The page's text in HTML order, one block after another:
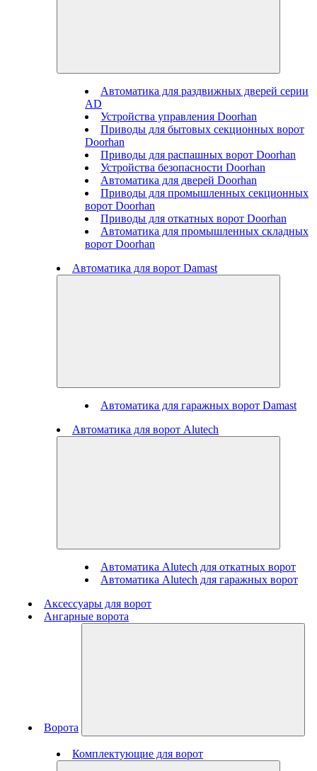
Автоматика для раздвижных дверей серии
AD
Устройства управления Doorhan
Приводы для бытовых секционных ворот
Doorhan
Приводы для распашных ворот Doorhan
Устройства безопасности Doorhan
Автоматика для дверей Doorhan
Приводы для промышленных секционных
ворот Doorhan
Приводы для откатных ворот Doorhan
Автоматика для промышленных складных
ворот Doorhan
Автоматика для ворот Damast
Автоматика для гаражных ворот Damast
Автоматика для ворот Alutech
Автоматика Alutech для откатных ворот
Автоматика Alutech для гаражных ворот
Аксессуары для ворот
Ангарные ворота
Ворота
Комплектующие для ворот